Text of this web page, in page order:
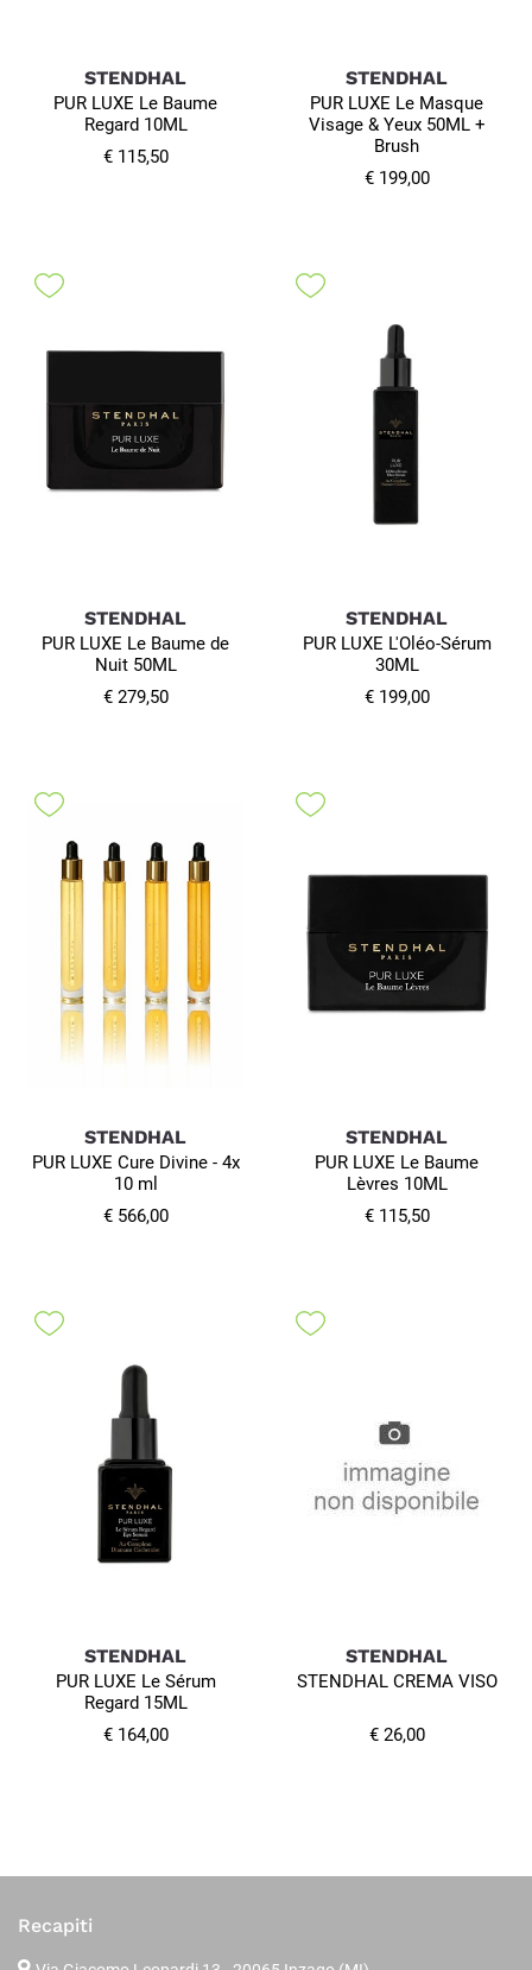
STENDHAL
PUR LUXE Le Baume
Regard 10ML
€ 115,50
STENDHAL
PUR LUXE Le Masque
Visage & Yeux 50ML +
Brush
€ 199,00
STENDHAL
PUR LUXE Le Baume de
Nuit 50ML
€ 279,50
STENDHAL
PUR LUXE L'Oléo-Sérum
30ML
€ 199,00
STENDHAL
PUR LUXE Cure Divine - 4x
10 ml
€ 566,00
STENDHAL
PUR LUXE Le Baume
Lèvres 10ML
€ 115,50
STENDHAL
PUR LUXE Le Sérum
Regard 15ML
€ 164,00
STENDHAL
STENDHAL CREMA VISO
€ 26,00
Recapiti